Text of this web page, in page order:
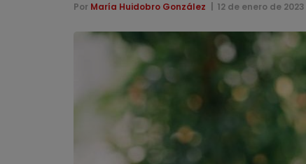
Por María Huidobro González 12 de enero de 2023